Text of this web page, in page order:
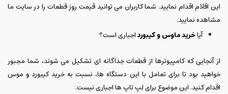
این اقلام اقدام نمایید. شما کاربران می توانید قیمت روز قطعات را در سایت ما
مشاهده نمایید.
آیاخرید ماوس و کیبورداجباری است؟
از آنجایی که کامپیوترها از قطعات جداگانه ای تشکیل می شوند، شما مجبور
خواهید بود تا برای تعامل با این دستگاه ها، نسبت به خرید کیبورد و موس
اقدام کنید. این موضوع برای لپ تاپ ها اجباری نیست.